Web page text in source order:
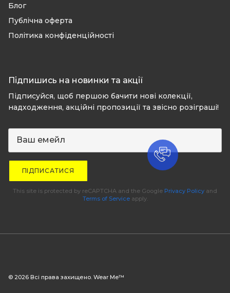
Блог
Публічна оферта
Політика конфіденційності
Підпишись на новинки та акції
Підписуйся, щоб першою бачити нові колекції,
надходження, акційні пропозиції та звісно розіграші!
ПІДПИСАТИСЯ
This site is protected by reCAPTCHA and the Google Privacy Policy and
Terms of Serviceapply.
© 2026 Всі права захищено. Wear Me™